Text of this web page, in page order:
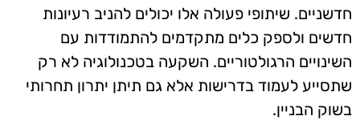
חדשניים. שיתופי פעולה אלו יכולים להניב רעיונות
חדשים ולספק כלים מתקדמים להתמודדות עם
השינויים הרגולטוריים. השקעה בטכנולוגיה לא רק
שתסייע לעמוד בדרישות אלא גם תיתן יתרון תחרותי
בשוק הבניין.